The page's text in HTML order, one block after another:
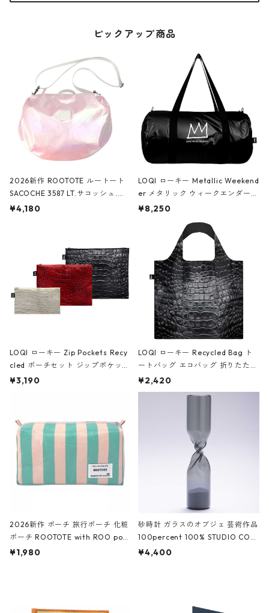
ピックアップ商品
2026新作 ROOTOTE ルートート
SACOCHE 3587 LT.サコッシュ.ル
ミエ-B ショルダーバッグ グロスピ
¥4,180
LOQI ローキー Metallic Weekend
er メタリック ウィークエンダー
ボストンバッグ ショルダーバッグ
Black ジャン=ミッシェル・バスキ
ア/クラウン ブラック
¥8,250
LOQI ローキー Zip Pockets Recy
cled ポーチセット ジップポケット
ファスナーポーチ 撥水加工 トラベ
ーガンディー、オフホワイト
¥3,190
LOQI ローキー Recycled Bag ト
ートバッグ エコバッグ 折りたたみ
大きめ 撥水加工 収納ポーチ CRO
CODILE/Black クロコダイル/ブラ
¥2,420
2026新作 ポーチ 旅行ポーチ 化粧
ポーチ ROOTOTE with ROO pou
ch 3532 ルートート WR.ポーチ.ラ
¥1,980
砂時計 ガラスのオブジェ 芸術作品
100percent 100% STUDIO COH
AKU Timeless 100パーセント ス
¥4,400